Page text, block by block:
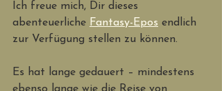
Ich freue mich, Dir dieses
abenteuerliche Fantasy-Epos endlich
zur Verfügung stellen zu können.
Es hat lange gedauert – mindestens